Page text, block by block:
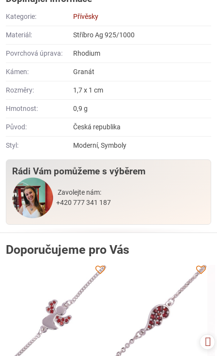
Kategorie: Přívěsky
Materiál: Stříbro Ag 925/1000
Povrchová úprava: Rhodium
Kámen: Granát
Rozměry: 1,7 x 1 cm
Hmotnost: 0,9 g
Původ: Česká republika
Styl: Moderní, Symboly
Rádi Vám pomůžeme s výběrem
Zavolejte nám:
+420 777 341 187
Doporučujeme pro Vás